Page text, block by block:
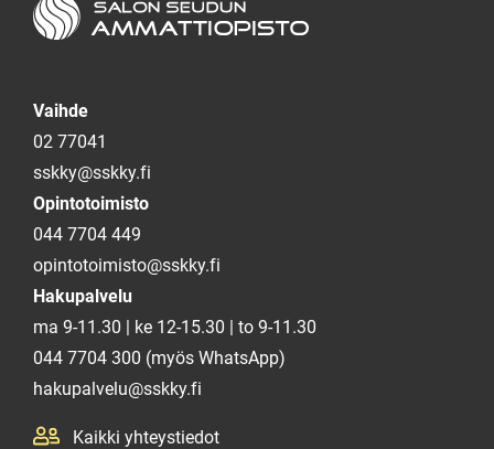
Vaihde
02 77041
sskky@sskky.fi
Opintotoimisto
044 7704 449
opintotoimisto@sskky.fi
Hakupalvelu
ma 9-11.30 | ke 12-15.30 | to 9-11.30
044 7704 300 (myös WhatsApp)
hakupalvelu@sskky.fi
Kaikki yhteystiedot